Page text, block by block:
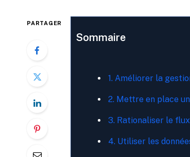
PARTAGER
Sommaire
1. Améliorer la
2. Mettre en place
3. Rationaliser le
4. Utiliser les